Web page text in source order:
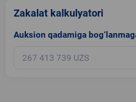
Zakalat kalkulyatori
Auksion qadamiga